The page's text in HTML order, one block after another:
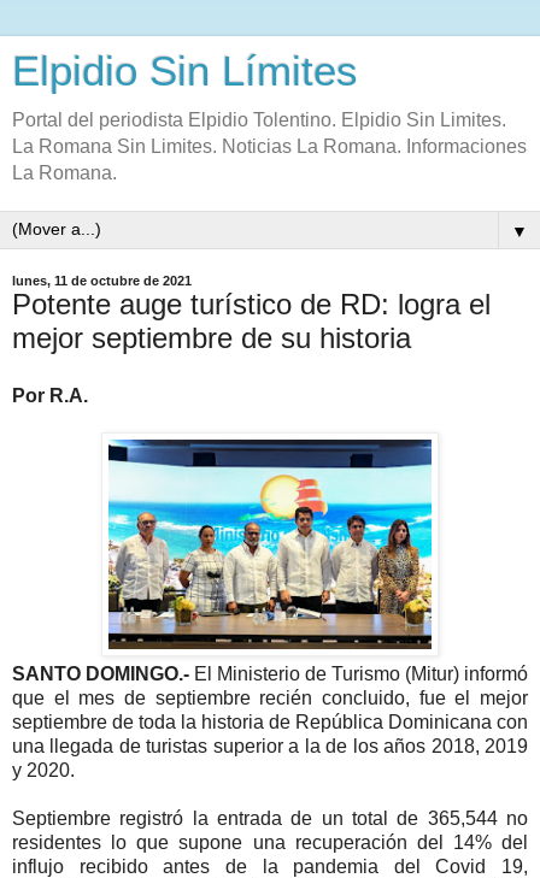
Elpidio Sin Límites
Portal del periodista Elpidio Tolentino. Elpidio Sin Limites.
La Romana Sin Limites. Noticias La Romana. Informaciones
La Romana.
▼
lunes, 11 de octubre de 2021
Potente auge turístico de RD: logra el
mejor septiembre de su historia
Por R.A.
SANTO DOMINGO.- El Ministerio de Turismo (Mitur) informó
que el mes de septiembre recién concluido, fue el mejor
septiembre de toda la historia de República Dominicana con
una llegada de turistas superior a la de los años 2018, 2019
y 2020.
Septiembre registró la entrada de un total de 365,544 no
residentes lo que supone una recuperación del 14% del
influjo recibido antes de la pandemia del Covid 19,